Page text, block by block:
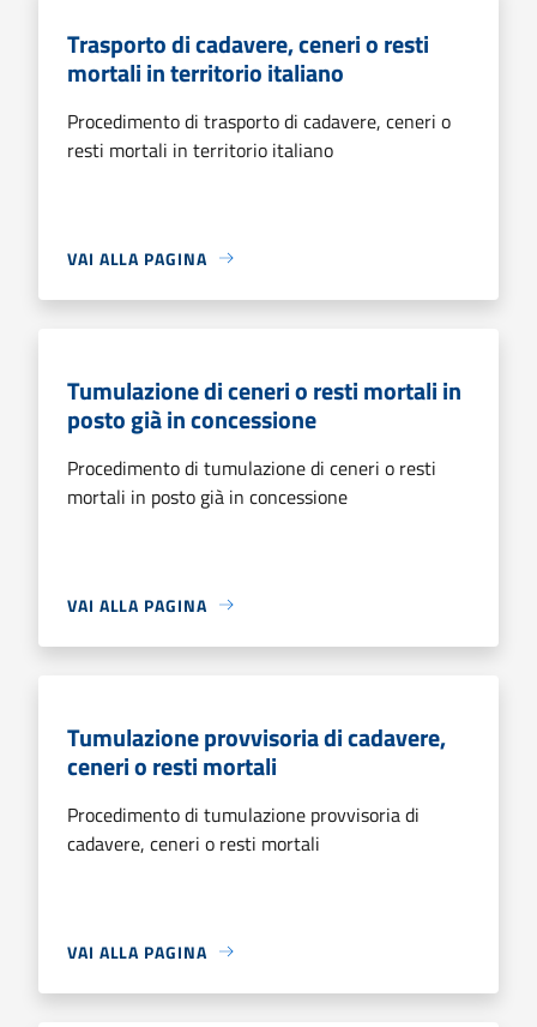
Trasporto di cadavere, ceneri o resti
mortali in territorio italiano
Procedimento di trasporto di cadavere, ceneri o
resti mortali in territorio italiano
VAI ALLA PAGINA
Tumulazione di ceneri o resti mortali in
posto già in concessione
Procedimento di tumulazione di ceneri o resti
mortali in posto già in concessione
VAI ALLA PAGINA
Tumulazione provvisoria di cadavere,
ceneri o resti mortali
Procedimento di tumulazione provvisoria di
cadavere, ceneri o resti mortali
VAI ALLA PAGINA